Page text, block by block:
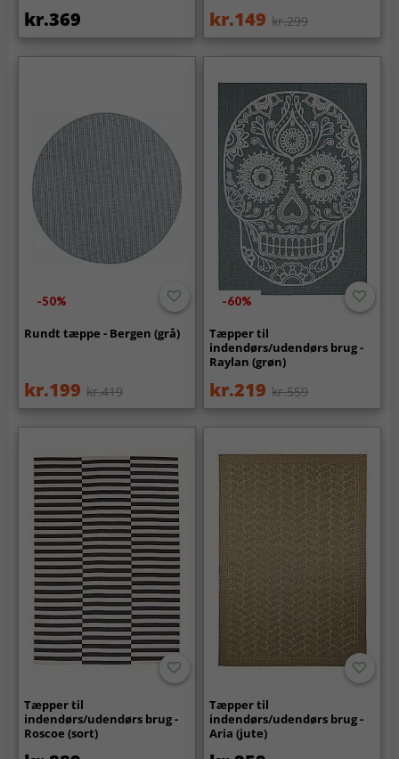
kr.369 kr.149 kr.299
-50%
Rundt tæppe - Bergen (grå)
kr.199 kr.419
-60%
Tæpper til
indendørs/udendørs brug -
Raylan (grøn)
kr.219 kr.559
Tæpper til
indendørs/udendørs brug -
Roscoe (sort)
Tæpper til
indendørs/udendørs brug -
Aria (jute)